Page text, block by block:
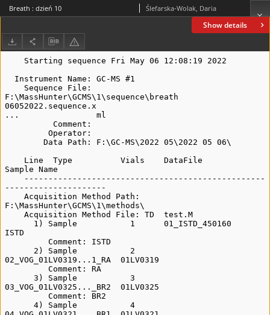
Show details
Breath : dzień 10 Ślefarska-Wolak, Daria